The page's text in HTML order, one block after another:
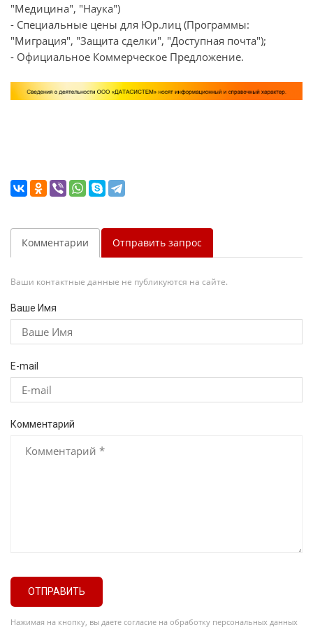
"Медицина", "Наука")
- Специальные цены для Юр.лиц (Программы:
"Миграция", "Защита сделки", "Доступная почта");
- Официальное Коммерческое Предложение.
Комментарии Отправить запрос
Ваши контактные данные не публикуются на сайте.
Ваше Имя
E-mail
Комментарий
ОТПРАВИТЬ
Нажимая на кнопку, вы даете согласие на обработку персональных данных